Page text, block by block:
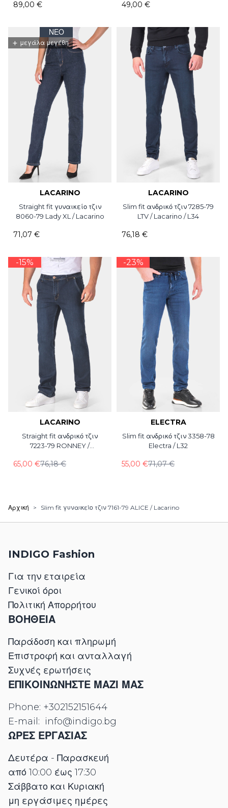
89,00 € 49,00 €
ΝΈΟ
+ μεγάλα μεγέθη
LACARINO
Straight fit γυναικείο τζιν
8060-79 Lady XL / Lacarino
71,07 €
LACARINO
Slim fit ανδρικό τζιν 7285-79
LTV / Lacarino / L34
76,18 €
-15%
LACARINO
Straight fit ανδρικό τζιν
7223-79 RONNEY /
76,18 €
65,00 €
-23%
ELECTRA
Slim fit ανδρικό τζιν 3358-78
Electra / L32
71,07 €
55,00 €
Αρχική > Slim fit γυναικείο τζιν 7161-79 ALICE / Lacarino
INDIGO Fashion
Για την εταιρεία
Γενικοί όροι
Πολιτική Απορρήτου
ΒΟΗΘΕΙΑ
Παράδοση και πληρωμή
Επιστροφή και ανταλλαγή
Συχνές ερωτήσεις
ΕΠΙΚΟΙΝΩΝΉΣΤΕ ΜΑΖΊ ΜΑΣ
Phone: +302152151644
E-mail: info@indigo.bg
ΩΡΕΣ ΕΡΓΑΣΊΑΣ
Δευτέρα - Παρασκευή
από 10:00 έως 17:30
Σάββατο και Κυριακή
μη εργάσιμες ημέρες